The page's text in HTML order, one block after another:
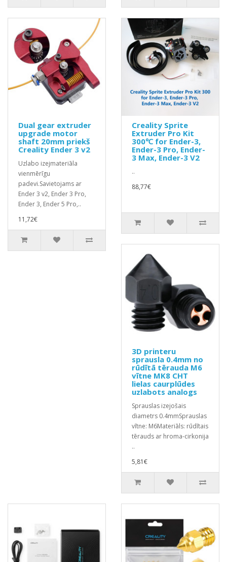
Dual gear extruder
upgrade motor
shaft 20mm priekš
Creality Ender 3 v2
Uzlabo izejmateriāla
vienmērīgu
padevi.Savietojams ar
Ender 3 v2, Ender 3 Pro,
Ender 3, Ender 5 Pro,..
11,72€
Creality Sprite
Extruder Pro Kit
300℃ for Ender-3,
Ender-3 Pro, Ender-
3 Max, Ender-3 V2
..
88,77€
3D printeru
sprausla 0.4mm no
rūdītā tērauda M6
vītne MK8 CHT
lielas caurplūdes
uzlabots analogs
Sprauslas izejošais
diametrs 0.4mmSprauslas
vītne: M6Materiāls: rūdītais
tērauds ar hroma-cirkonija
..
5,81€